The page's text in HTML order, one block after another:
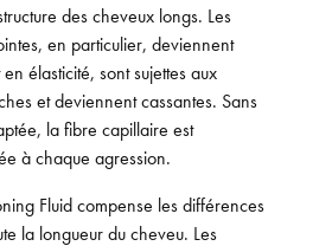
des cheveux longs. Les
en particulier, deviennent
élasticité, sont sujettes aux
et deviennent cassantes. Sans
la fibre capillaire est
à chaque agression.
Fluid compense les différences
la longueur du cheveu. Les